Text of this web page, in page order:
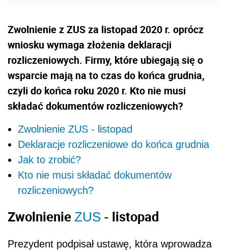
Zwolnienie z ZUS za listopad 2020 r. oprócz
wniosku wymaga złożenia deklaracji
rozliczeniowych. Firmy, które ubiegają się o
wsparcie mają na to czas do końca grudnia,
czyli do końca roku 2020 r. Kto nie musi
składać dokumentów rozliczeniowych?
Zwolnienie ZUS - listopad
Deklaracje rozliczeniowe do końca grudnia
Jak to zrobić?
Kto nie musi składać dokumentów
rozliczeniowych?
Zwolnienie ZUS - listopad
Prezydent podpisał ustawę, która wprowadza